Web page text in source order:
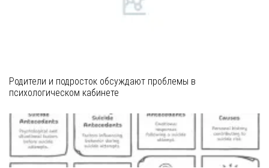
Родители и подросток обсуждают проблемы в
психологическом кабинете
❯